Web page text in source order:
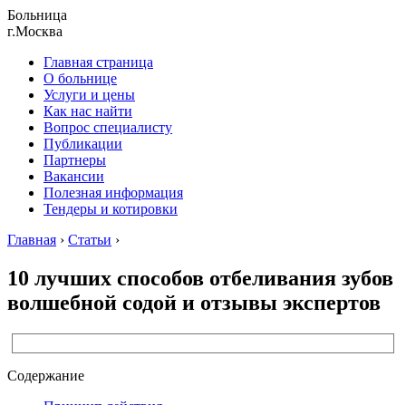
Больница
г.Москва
Главная страница
О больнице
Услуги и цены
Как нас найти
Вопрос специалисту
Публикации
Партнеры
Вакансии
Полезная информация
Тендеры и котировки
Главная › Статьи ›
10 лучших способов отбеливания зубов
волшебной содой и отзывы экспертов
Содержание